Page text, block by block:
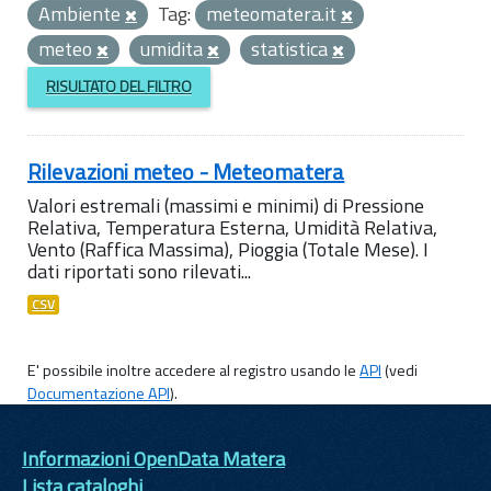
Ambiente
Tag: meteomatera.it
meteo
umidita statistica
RISULTATO DEL FILTRO
Rilevazioni meteo - Meteomatera
Valori estremali (massimi e minimi) di Pressione
Relativa, Temperatura Esterna, Umidità Relativa,
Vento (Raffica Massima), Pioggia (Totale Mese). I
dati riportati sono rilevati...
CSV
E' possibile inoltre accedere al registro usando leAPI(vedi
Documentazione API).
Informazioni OpenData Matera